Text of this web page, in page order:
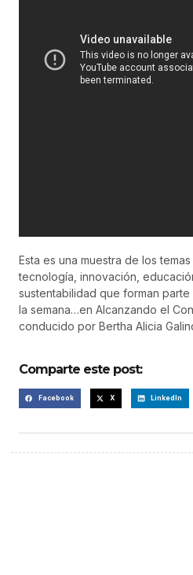
Esta es una muestra de los
tecnología, innovación,
sustentabilidad que forman
la semana…en Alcanzando el
conducido por Bertha Alicia
Comparte este post:
Facebook X LinkedIn